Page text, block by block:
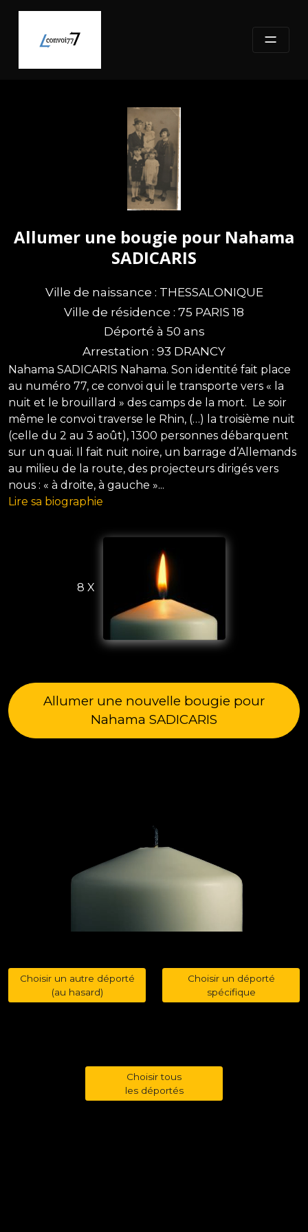
content
Allumer une bougie pour Nahama
SADICARIS
Ville de naissance : THESSALONIQUE
Ville de résidence : 75 PARIS 18
Déporté à 50 ans
Arrestation : 93 DRANCY
Nahama SADICARIS Nahama. Son identité fait place
au numéro 77, ce convoi qui le transporte vers « la
nuit et le brouillard » des camps de la mort. Le soir
même le convoi traverse le Rhin, (…) la troisième nuit
(celle du 2 au 3 août), 1300 personnes débarquent
sur un quai. Il fait nuit noire, un barrage d’Allemands
au milieu de la route, des projecteurs dirigés vers
nous : « à droite, à gauche »...
Lire sa biographie
8 X
Allumer une nouvelle bougie pour
Nahama SADICARIS
Choisir un autre déporté
(au hasard)
Choisir un déporté
spécifique
Choisir tous
les déportés